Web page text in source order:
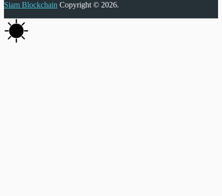
Siam Blockchain Copyright © 2026.